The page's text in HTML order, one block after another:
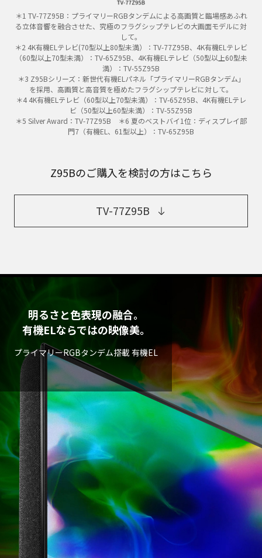
＊1 TV-77Z95B：プライマリーRGBタンデムによる高画質と臨場感あふれ
る立体音響を融合させた、究極のフラグシップテレビの大画面モデルに対
して。
＊2 4K有機ELテレビ(70型以上80型未満）：TV-77Z95B、4K有機ELテレビ
（60型以上70型未満）：TV-65Z95B、4K有機ELテレビ（50型以上60型未
満）：TV-55Z95B
＊3 Z95Bシリーズ：新世代有機ELパネル「プライマリーRGBタンデム」
を採用、高画質と高音質を極めたフラグシップテレビに対して。
＊4 4K有機ELテレビ（60型以上70型未満）：TV-65Z95B、4K有機ELテレ
ビ（50型以上60型未満）：TV-55Z95B
＊5 Silver Award：TV-77Z95B ＊6 夏のベストバイ1位：ディスプレイ部
門7（有機EL、61型以上）：TV-65Z95B
Z95Bのご購入を検討の方はこちら
TV-77Z95B
明るさと色表現の融合。
有機ELならではの映像美。
プライマリーRGBタンデム搭載 有機EL